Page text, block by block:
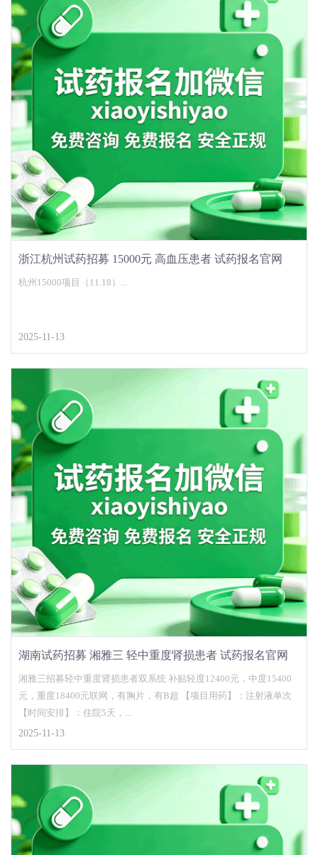
浙江杭州试药招募 15000元 高血压患者 试药报名官网
杭州15000项目（11.18）...
2025-11-13
湖南试药招募 湘雅三 轻中重度肾损患者 试药报名官网
湘雅三招募轻中重度肾损患者双系统 补贴轻度12400元，中度15400
元，重度18400元联网，有胸片，有B超 【项目用药】：注射液单次
【时间安排】：住院5天，...
2025-11-13